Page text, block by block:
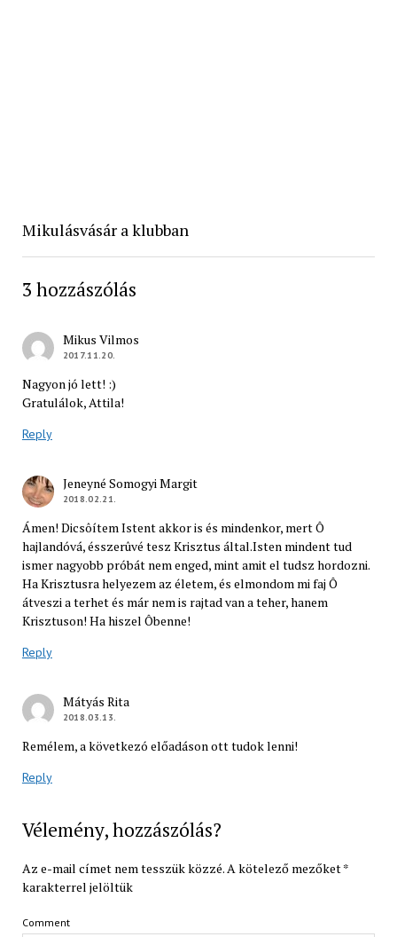
Mikulásvásár a klubban
3 hozzászólás
Mikus Vilmos
2017.11.20.
Nagyon jó lett! :)
Gratulálok, Attila!
Reply
Jeneyné Somogyi Margit
2018.02.21.
Ámen! Dicsôítem Istent akkor is és mindenkor, mert Ô
hajlandóvá, ésszerûvé tesz Krisztus által.Isten mindent tud
ismer nagyobb próbát nem enged, mint amit el tudsz hordozni.
Ha Krisztusra helyezem az életem, és elmondom mi faj Ô
átveszi a terhet és már nem is rajtad van a teher, hanem
Krisztuson! Ha hiszel Ôbenne!
Reply
Mátyás Rita
2018.03.13.
Remélem, a következó előadáson ott tudok lenni!
Reply
Vélemény, hozzászólás?
Az e-mail címet nem tesszük közzé.A kötelező mezőket*
karakterrel jelöltük
Comment